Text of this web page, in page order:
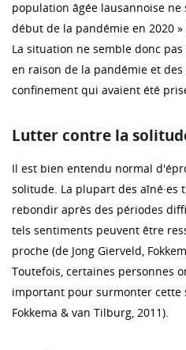
population âgée lausannoise
début de la pandémie en 2020 »
La situation ne semble donc
en raison de la pandémie et
confinement qui avaient été
Lutter contre la
Il est bien entendu normal
solitude. La plupart des aîné·es
rebondir après des périodes
tels sentiments peuvent être
proche (de Jong Gierveld,
Toutefois, certaines personnes
important pour surmonter cette
Fokkema & van Tilburg, 2011).